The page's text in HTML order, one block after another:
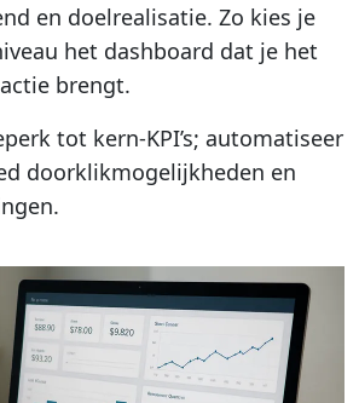
en doelrealisatie. Zo kies je
het dashboard dat je het
brengt.
tot kern-KPI’s; automatiseer
doorklikmogelijkheden en